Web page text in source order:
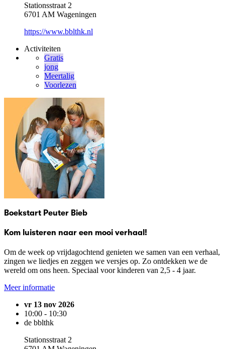
Stationsstraat 2
6701 AM Wageningen
https://www.bblthk.nl
Activiteiten
Gratis
jong
Meertalig
Voorlezen
Boekstart Peuter Bieb
Kom luisteren naar een mooi verhaal!
Om de week op vrijdagochtend genieten we samen van een verhaal,
zingen we liedjes en zeggen we versjes op. Zo ontdekken we de
wereld om ons heen. Speciaal voor kinderen van 2,5 - 4 jaar.
Meer informatie
vr 13 nov 2026
10:00 - 10:30
de bblthk
Stationsstraat 2